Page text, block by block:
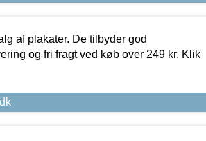
af plakater. De tilbyder god
og fri fragt ved køb over 249 kr. Klik